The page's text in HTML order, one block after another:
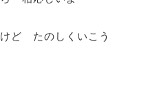
ど たのしくいこう